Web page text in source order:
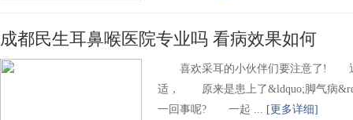
成都民生耳鼻喉医院专业吗 看病效果如何
喜欢采耳的小伙伴们要注意了! 近
适， 原来是患上了&ldquo;脚气病
一回事呢? 一起 ... [更多详细]